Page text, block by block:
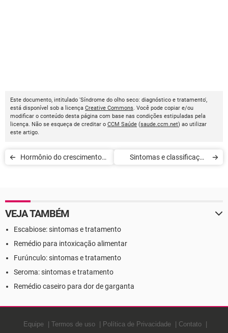
Este documento, intitulado 'Síndrome do olho seco: diagnóstico e tratamento',
está disponível sob a licença Creative Commons. Você pode copiar e/ou
modificar o conteúdo desta página com base nas condições estipuladas pela
licença. Não se esqueça de creditar o CCM Saúde (saude.ccm.net) ao utilizar
este artigo.
Hormônio do crescimento
Sintomas e classificação
VEJA TAMBÉM
Escabiose: sintomas e tratamento
Remédio para intoxicação alimentar
Furúnculo: sintomas e tratamento
Seroma: sintomas e tratamento
Remédio caseiro para dor de garganta
Equipe Termos de uso Política de Privacidade Contato